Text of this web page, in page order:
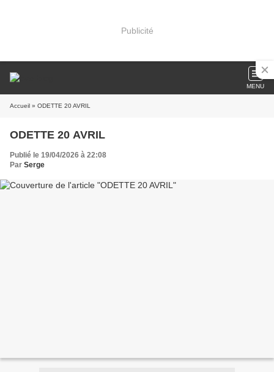
Publicité
MENU
Accueil » ODETTE 20 AVRIL
ODETTE 20 AVRIL
Publié le 19/04/2026 à 22:08
Par Serge